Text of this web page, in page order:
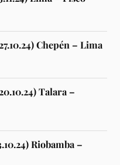
Chepén – Lima
Talara –
Riobamba –